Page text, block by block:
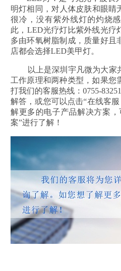
明灯相同，对人体皮肤和眼睛
很冷，没有紫外线灯的灼烧
此，LED光疗灯比紫外线光疗
多由环氧树脂制成，质量好且
店都会选择LED美甲灯。
以上是深圳宇凡微为大家
工作原理和两种类型，如果您
打我们的客服热线：0755-
解答，或您可以点击“在线客
解更多的电子产品解决方案
案”进行了解！